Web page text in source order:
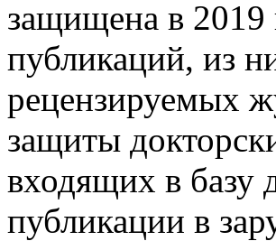
защищена в 2019
публикаций, из
рецензируемых
защиты
входящих в базу
публикации в